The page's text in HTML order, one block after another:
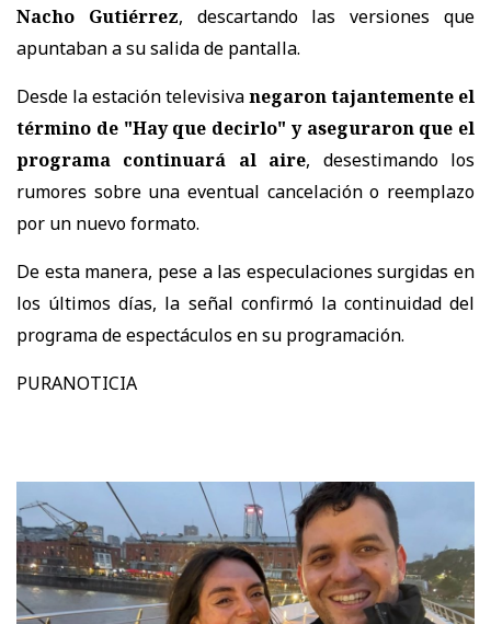
Nacho Gutiérrez, descartando las versiones que
apuntaban a su salida de pantalla.
Desde la estación televisivanegaron tajantemente el
término de "Hay que decirlo" y aseguraron que el
programa continuará al aire, desestimando los
rumores sobre una eventual cancelación o reemplazo
por un nuevo formato.
De esta manera, pese a las especulaciones surgidas en
los últimos días, la señal confirmó la continuidad del
programa de espectáculos en su programación.
PURANOTICIA